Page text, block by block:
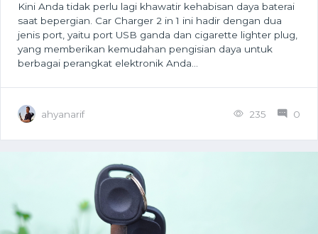
Kini Anda tidak perlu lagi khawatir kehabisan daya baterai
saat bepergian. Car Charger 2 in 1 ini hadir dengan dua
jenis port, yaitu port USB ganda dan cigarette lighter plug,
yang memberikan kemudahan pengisian daya untuk
berbagai perangkat elektronik Anda...
ahyanarif 235 0